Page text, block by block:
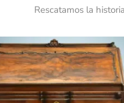
Rescatamos la